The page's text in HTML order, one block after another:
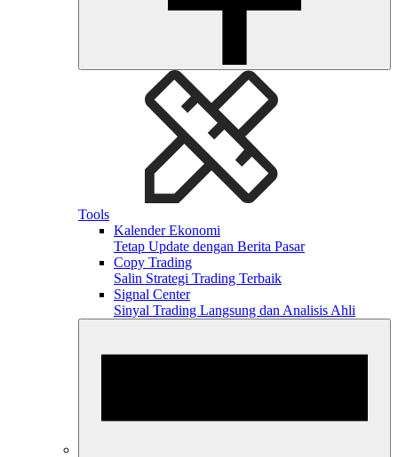
Tools
Kalender Ekonomi
Tetap Update dengan Berita Pasar
Copy Trading
Salin Strategi Trading Terbaik
Signal Center
Sinyal Trading Langsung dan Analisis Ahli